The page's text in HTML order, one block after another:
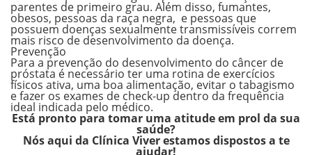
parentes de primeiro grau. Além disso, fumantes,
obesos, pessoas da raça negra, e pessoas que
possuem doenças sexualmente transmissíveis correm
mais risco de desenvolvimento da doença.
Prevenção
Para a prevenção do desenvolvimento do câncer de
próstata é necessário ter uma rotina de exercícios
físicos ativa, uma boa alimentação, evitar o tabagismo
e fazer os exames de check-up dentro da frequência
ideal indicada pelo médico.
Está pronto para tomar uma atitude em prol da sua
saúde?
Nós aqui da Clínica Viver estamos dispostos a te
ajudar!